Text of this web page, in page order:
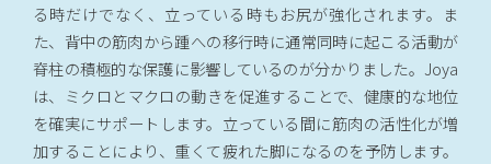
る時だけでなく、立っている時もお尻が強化されます。ま
た、背中の筋肉から踵への移行時に通常同時に起こる活動が
脊柱の積極的な保護に影響しているのが分かりました。Joya
は、ミクロとマクロの動きを促進することで、健康的な地位
を確実にサポートします。立っている間に筋肉の活性化が増
加することにより、重くて疲れた脚になるのを予防します。